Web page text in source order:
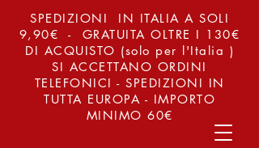
SPEDIZIONI IN ITALIA A SOLI
9,90€ - GRATUITA OLTRE I 130€
DI ACQUISTO (solo per l'Italia )
SI ACCETTANO ORDINI
TELEFONICI - SPEDIZIONI IN
TUTTA EUROPA - IMPORTO
MINIMO 60€